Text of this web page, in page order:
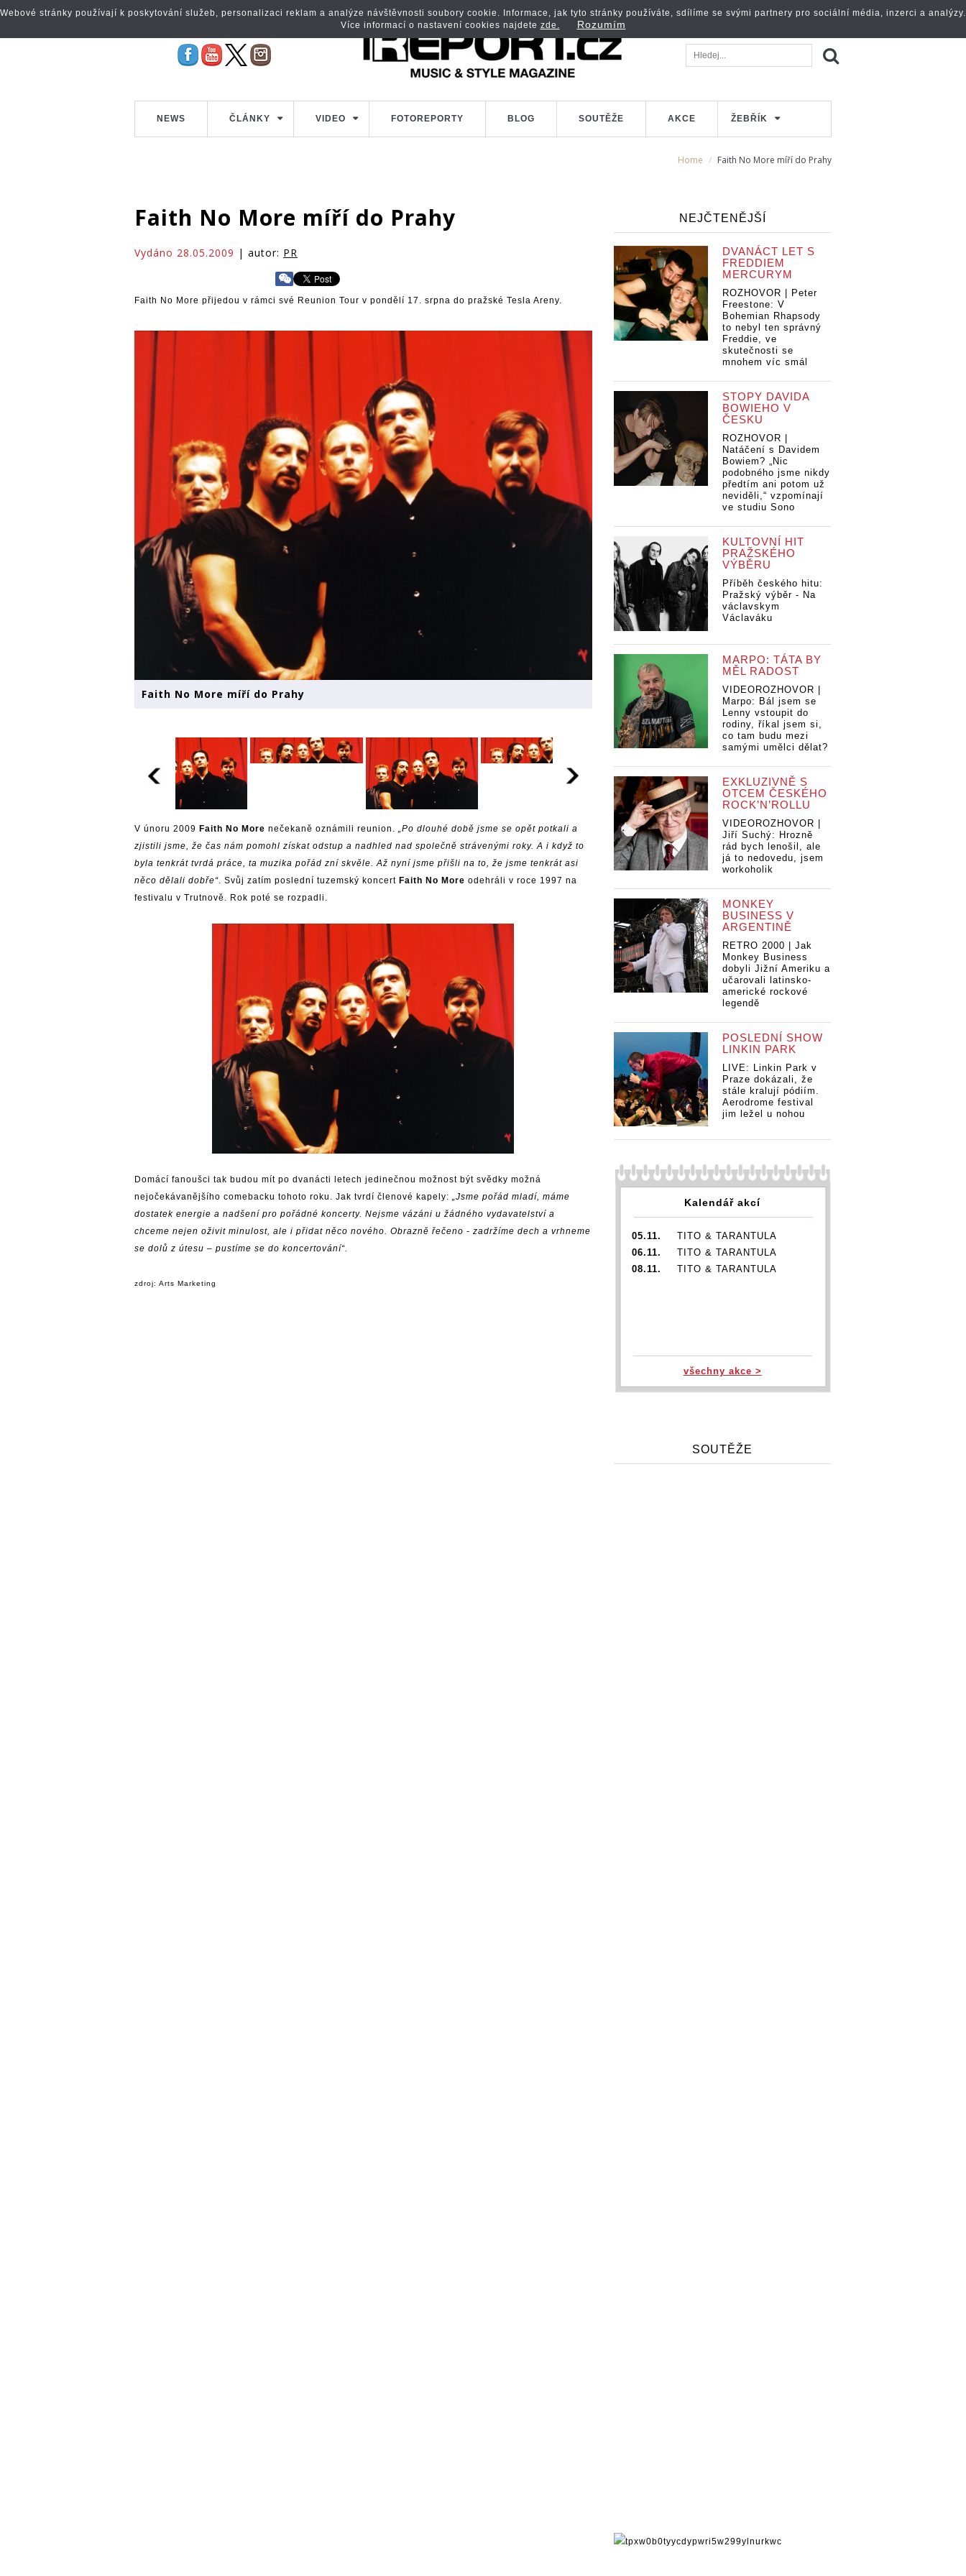
NEWS ČLÁNKY VIDEO FOTOREPORTY BLOG SOUTĚŽE AKCE ŽEBŘÍK
Home Faith No More míří do Prahy
Faith No More míří do Prahy
Vydáno 28.05.2009 | autor: PR
Faith No More přijedou v rámci své Reunion Tour v pondělí 17. srpna do pražské Tesla Areny.
Faith No More míří do Prahy
V únoru 2009 Faith No More nečekaně oznámili reunion
„Po dlouhé době jsme se opět potkali a
zjistili jsme, že čas nám pomohl získat odstup a nadhled nad společně strávenými roky. A i když to
byla tenkrát tvrdá práce, ta muzika pořád zní skvěle. Až nyní jsme přišli na to, že jsme tenkrát asi
něco dělali dobře“ . Svůj zatím poslední tuzemský koncert Faith No More odehráli v roce 1997 na
festivalu v Trutnově. Rok poté se rozpadli.
Domácí fanoušci tak budou mít po dvanácti letech jedinečnou možnost být svědky možná
nejočekávanějšího comebacku tohoto roku. Jak tvrdí členové kapely:
„Jsme pořád mladí, máme
dostatek energie a nadšení pro pořádné koncerty. Nejsme vázáni u žádného vydavatelství a
chceme nejen oživit minulost, ale i přidat něco nového. Obrazně řečeno - zadržíme dech a vrhneme
se dolů z útesu – pustíme se do koncertování“.
zdroj: Arts Marketing
NEJČTENĚJŠÍ
DVANÁCT LET S
FREDDIEM
MERCURYM
ROZHOVOR | Peter
Freestone: V
Bohemian Rhapsody
to nebyl ten správný
Freddie, ve
skutečnosti se
mnohem víc smál
STOPY DAVIDA
BOWIEHO V
ČESKU
ROZHOVOR |
Natáčení s Davidem
Bowiem? „Nic
podobného jsme nikdy
předtím ani potom už
neviděli,“ vzpomínají
ve studiu Sono
KULTOVNÍ HIT
PRAŽSKÉHO
VÝBĚRU
Příběh českého hitu:
Pražský výběr - Na
václavskym
Václaváku
MARPO: TÁTA BY
MĚL RADOST
VIDEOROZHOVOR |
Marpo: Bál jsem se
Lenny vstoupit do
rodiny, říkal jsem si,
co tam budu mezi
samými umělci dělat?
EXKLUZIVNĚ S
OTCEM ČESKÉHO
ROCK’N’ROLLU
VIDEOROZHOVOR |
Jiří Suchý: Hrozně
rád bych lenošil, ale
já to nedovedu, jsem
workoholik
MONKEY
BUSINESS V
ARGENTINĚ
RETRO 2000 | Jak
Monkey Business
dobyli Jižní Ameriku a
učarovali latinsko-
americké rockové
legendě
POSLEDNÍ SHOW
LINKIN PARK
LIVE: Linkin Park v
Praze dokázali, že
stále kralují pódiím.
Aerodrome festival
jim ležel u nohou
Kalendář akcí
05.11.
TITO & TARANTULA
06.11.
TITO & TARANTULA
08.11.
TITO & TARANTULA
všechny akce >
SOUTĚŽE
Webové stránky používají k poskytování služeb, personalizaci reklam a analýze návštěvnosti soubory cookie. Informace, jak tyto stránky používáte, sdílíme se svými partnery pro sociální média, inzerci a analýzy.
Více informací o nastavení cookies najdete zde. Rozumím